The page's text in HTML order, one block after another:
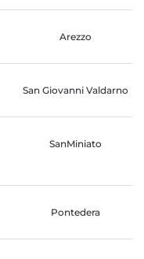
Arezzo
San Giovanni Valdarno
SanMiniato
Pontedera